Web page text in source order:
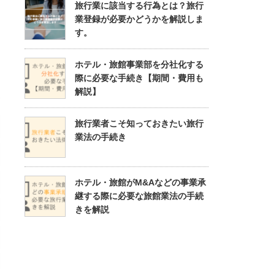
旅行業に該当する行為とは？旅行
業登録が必要かどうかを解説しま
す。
ホテル・旅館事業部を分社化する
際に必要な手続き【期間・費用も
解説】
旅行業者こそ知っておきたい旅行
業法の手続き
ホテル・旅館がM&Aなどの事業承
継する際に必要な旅館業法の手続
きを解説